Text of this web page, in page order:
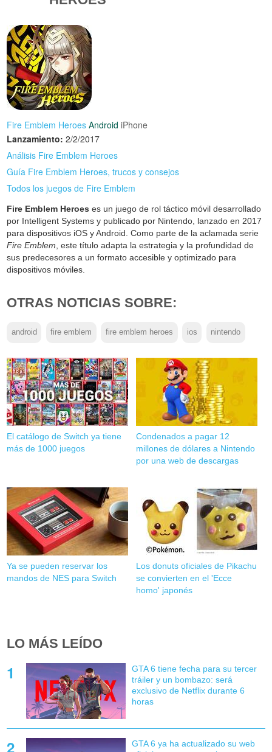
Fire Emblem Heroes Android iPhone
Lanzamiento: 2/2/2017
Análisis Fire Emblem Heroes
Guía Fire Emblem Heroes, trucos y consejos
Todos los juegos de Fire Emblem
Fire Emblem Heroes es un juego de rol táctico móvil desarrollado
por Intelligent Systems y publicado por Nintendo, lanzado en 2017
para dispositivos iOS y Android. Como parte de la aclamada serie
Fire Emblem, este título adapta la estrategia y la profundidad de
sus predecesores a un formato accesible y optimizado para
dispositivos móviles.
OTRAS NOTICIAS SOBRE:
android fire emblem fire emblem heroes ios nintendo
El catálogo de Switch ya tiene
más de 1000 juegos
Condenados a pagar 12
millones de dólares a Nintendo
por una web de descargas
Ya se pueden reservar los
mandos de NES para Switch
Los donuts oficiales de Pikachu
se convierten en el 'Ecce
homo' japonés
LO MÁS LEÍDO
GTA 6 tiene fecha para su tercer
tráiler y un bombazo: será
exclusivo de Netflix durante 6
horas
GTA 6 ya ha actualizado su web